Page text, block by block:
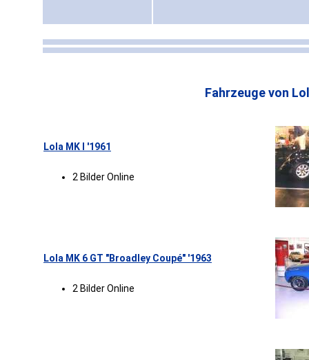
Fahrzeuge von
Lola MK I '1961
2 Bilder Online
Lola MK 6 GT "Broadley Coupé" '1963
2 Bilder Online